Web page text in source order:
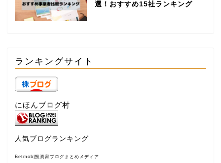
選！おすすめ15社ランキング
ランキングサイト
にほんブログ村
人気ブログランキング
Betmob|投資家ブログまとめメディア